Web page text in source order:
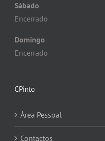
Sábado
Encerrado
Domingo
Encerrado
CPinto
Àrea Pessoal
Contactos